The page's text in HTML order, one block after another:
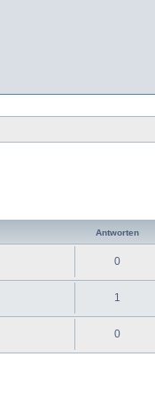
Antworten
0
1
0